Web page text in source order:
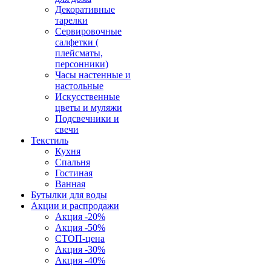
Декоративные
тарелки
Сервировочные
салфетки (
плейсматы,
персонники)
Часы настенные и
настольные
Искусственные
цветы и муляжи
Подсвечники и
свечи
Текстиль
Кухня
Спальня
Гостиная
Ванная
Бутылки для воды
Акции и распродажи
Акция -20%
Акция -50%
СТОП-цена
Акция -30%
Акция -40%